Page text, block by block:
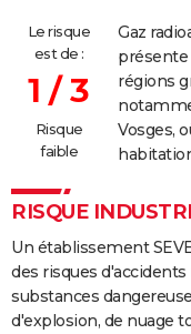
Le risque
est de :
1 / 3
Risque
faible
Gaz
présente
régions
Vosges,
RISQUE
Un établissement
des risques
substances
d'explosion, de nuage